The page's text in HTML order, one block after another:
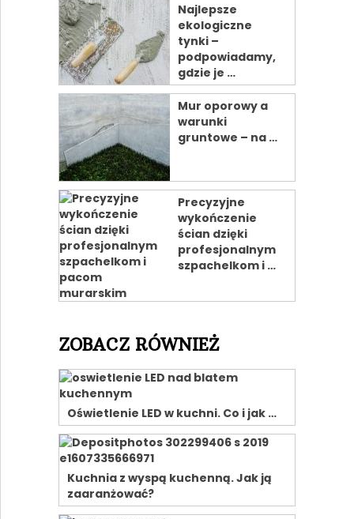
Najlepsze
ekologiczne
tynki –
podpowiadamy,
gdzie je …
Mur oporowy a
warunki
gruntowe – na …
Precyzyjne
wykończenie
ścian dzięki
profesjonalnym
szpachelkom i …
ZOBACZ RÓWNIEŻ
Oświetlenie LED w kuchni. Co i jak …
Kuchnia z wyspą kuchenną. Jak ją
zaaranżować?